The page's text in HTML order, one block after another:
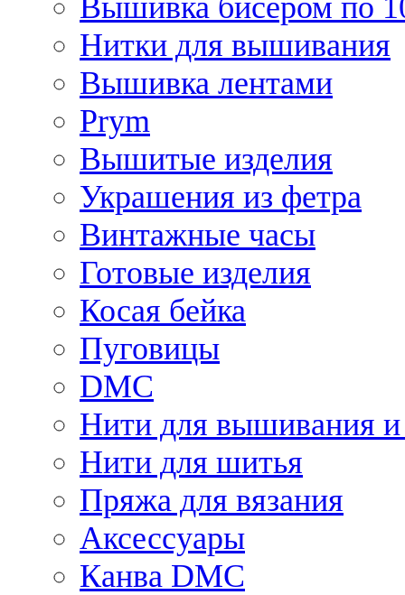
Вышивка бисером по
Нитки для вышивания
Вышивка лентами
Prym
Вышитые изделия
Украшения из фетра
Винтажные часы
Готовые изделия
Косая бейка
Пуговицы
DMC
Нити для вышивания и
Нити для шитья
Пряжа для вязания
Аксессуары
Канва DMC